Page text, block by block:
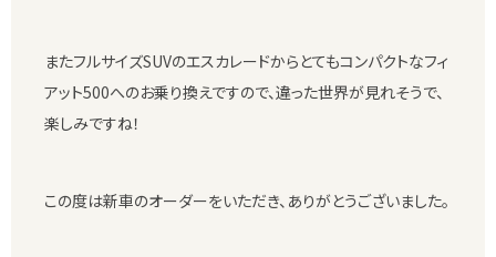
またフルサイズSUVのエスカレードからとてもコンパクトなフィ
アット500へのお乗り換えですので、違った世界が見れそうで、
楽しみですね！
この度は新車のオーダーをいただき、ありがとうございました。